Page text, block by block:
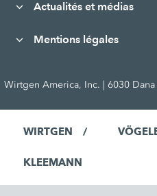
Actualités et médias
Mentions légales
Wirtgen America, Inc. | 6030
WIRTGEN
KLEEMANN